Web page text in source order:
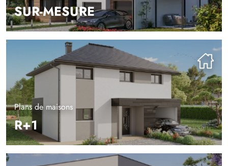
SUR-MESURE
Plans de maisons
R+1